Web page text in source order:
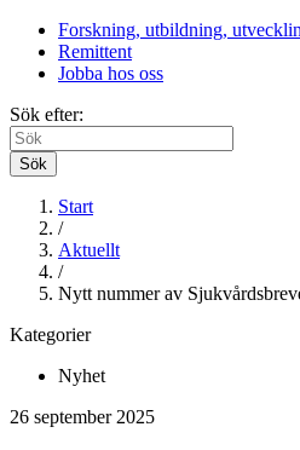
Forskning, utbildning,
Remittent
Jobba hos oss
Sök efter:
Sök
Start
/
Aktuellt
/
Nytt nummer av
Kategorier
Nyhet
26 september 2025